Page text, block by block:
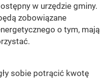
w urzędzie gminy.
zobowiązane
o tym, mają
sobie potrącić kwotę